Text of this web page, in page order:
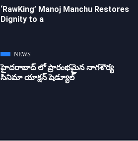
‘RawKing’ Manoj Manchu Restores
Dignity to a
NEWS
హైదరాబాద్ లో ప్రారంభమైన నాగశౌర్య
సినిమా యాక్షన్ షెడ్యూల్